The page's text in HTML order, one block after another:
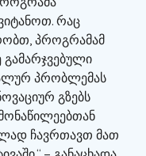
რაც
პროგრამამ
გამარჯვებული
პრობლემას
გზებს
ჩავრთავთ მათ